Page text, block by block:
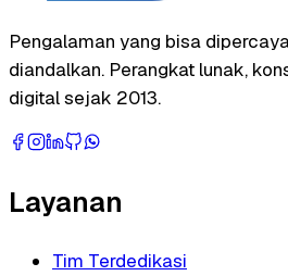
Pengalaman yang bisa
diandalkan. Perangkat lunak,
digital sejak 2013.
Layanan
Tim Terdedikasi